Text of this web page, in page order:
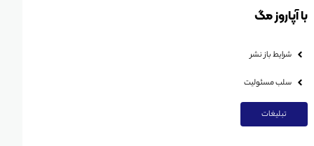
با آپاروز مگ
شرایط باز نشر
سلب مسئولیت
تبلیغات